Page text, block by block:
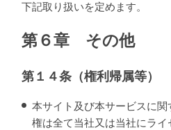
下記取り扱いを定めます。
第６章 その他
第１４条（権利帰属等）
本サイト及び本サービスに
権は全て当社又は当社にラ